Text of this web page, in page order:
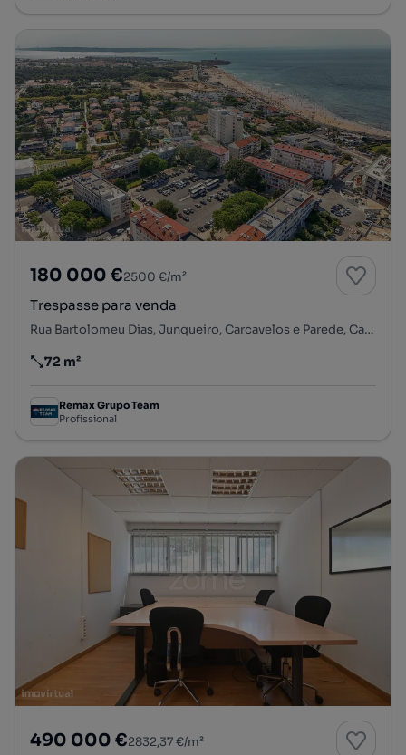
180 000 €2500 €/m²
Trespasse para venda
Rua Bartolomeu Dias, Junqueiro, Carcavelos e Parede, Cascais, Lisboa
Preço por metro quadrado
72 m²
Remax Grupo Team
Profissional
490 000 €2832,37 €/m²